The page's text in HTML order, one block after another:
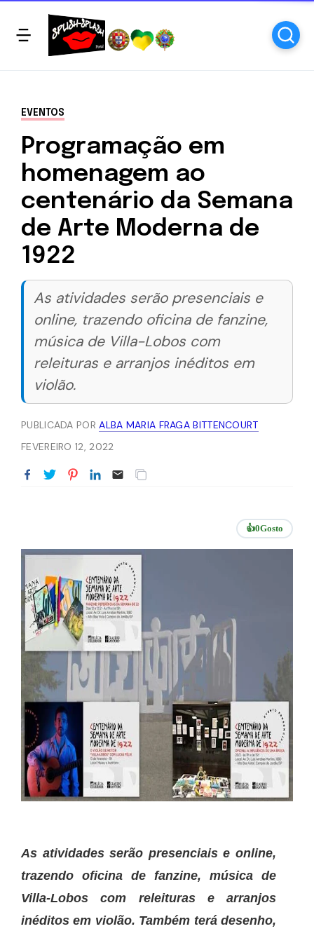
EVENTOS
Programação em
homenagem ao
centenário da Semana
de Arte Moderna de
1922
As atividades serão presenciais e
online, trazendo oficina de fanzine,
música de Villa-Lobos com
releituras e arranjos inéditos em
violão.
PUBLICADA PORALBA MARIA FRAGA BITTENCOURT
FEVEREIRO 12, 2022
👍0Gosto
As atividades serão presenciais e online,
trazendo oficina de fanzine, música de
Villa-Lobos com releituras e arranjos
inéditos em violão. Também terá desenho,